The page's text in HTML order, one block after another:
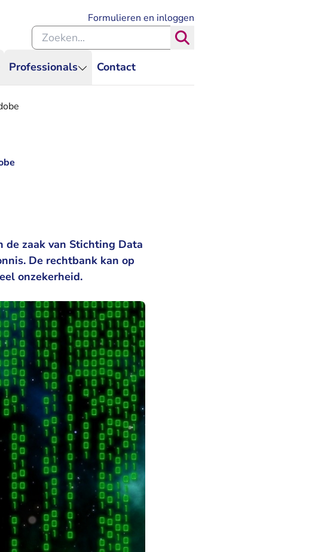
Professionals Contact
Formulieren en inloggen
Zoeken binnen de Rechtspraak
de zaak van Stichting Data
De rechtbank kan op
onzekerheid.